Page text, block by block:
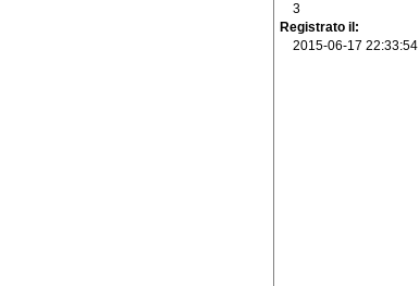
3
Registrato il
2015-06-17 22:33:54